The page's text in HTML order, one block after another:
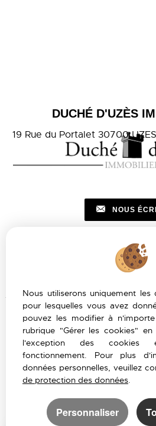
DUCHÉ D'UZÈS
19 Rue du Portalet 30700 UZES
NOUS
Politique de protection
Gérer les
Notre barème
Accès
PARTAGER :
Nous utiliserons uniquement les
pour lesquelles vous avez
pouvez les modifier à
rubrique "Gérer les cookies"
l'exception des cookies
fonctionnement. Pour plus
données personnelles, veuillez
de protection des données.
Personnaliser